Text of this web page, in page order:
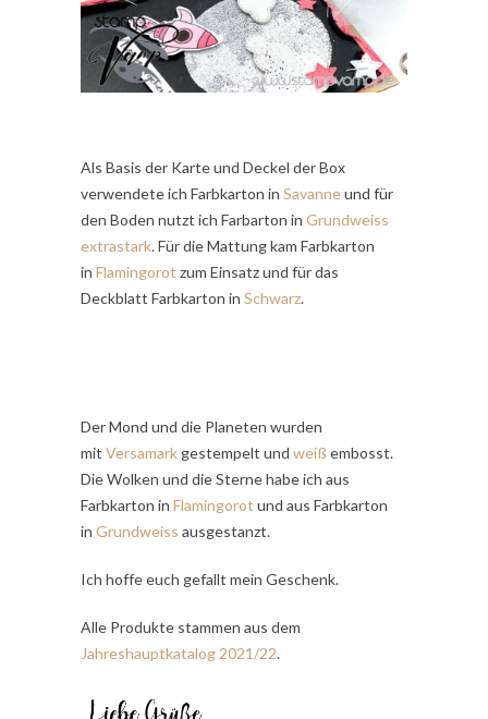
Als Basis der Karte und Deckel der Box
verwendete ich Farbkarton in Savanneund für
den Boden nutzt ich Farbarton in Grundweiss
extrastark. Für die Mattung kam Farbkarton
in Flamingorot zum Einsatz und für das
Deckblatt Farbkarton in Schwarz.
Der Mond und die Planeten wurden
mit Versamark gestempelt und weiß embosst.
Die Wolken und die Sterne habe ich aus
Farbkarton in Flamingorot und aus Farbkarton
in Grundweiss ausgestanzt.
Ich hoffe euch gefallt mein Geschenk.
Alle Produkte stammen aus dem
Jahreshauptkatalog 2021/22.